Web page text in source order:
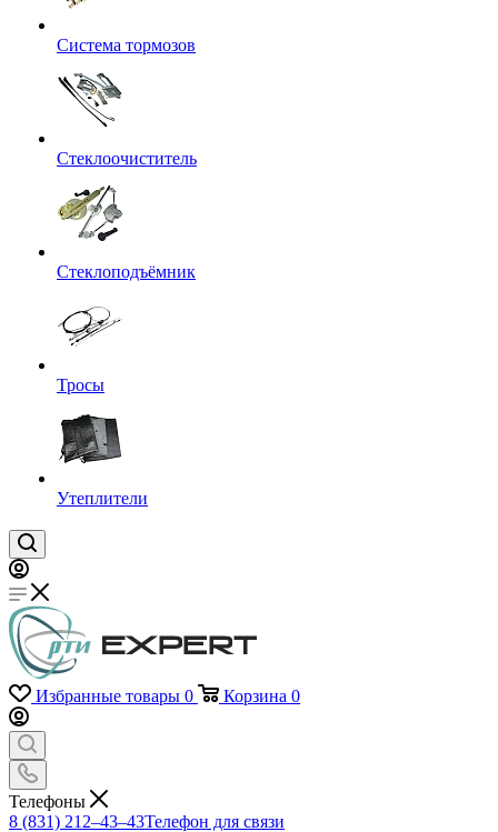
Система тормозов
Стеклоочиститель
Стеклоподъёмник
Тросы
Утеплители
Избранные товары 0 Корзина 0
Телефоны
8 (831) 212–43–43Телефон для связи